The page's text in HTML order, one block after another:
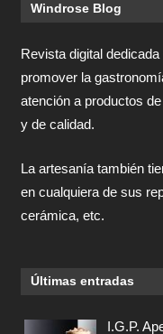
Windrose Blog
Revista digital
promover la
atención a productos
y de calidad.
La artesanía también
en cualquiera de sus
cerámica, etc.
Últimas entradas
I.G.P.